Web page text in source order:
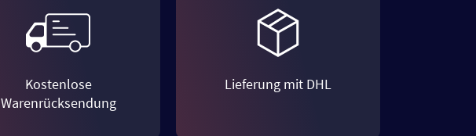
Kostenlose
Warenrücksendung
Lieferung mit DHL